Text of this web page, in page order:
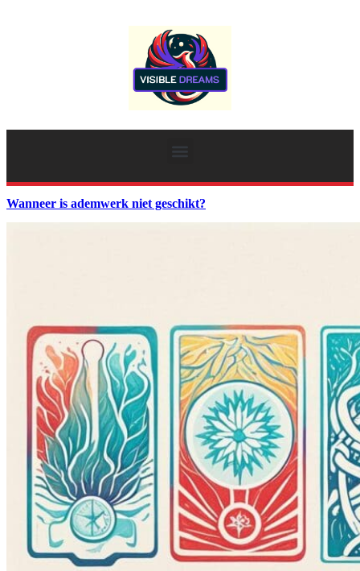
Wanneer is ademwerk niet geschikt?